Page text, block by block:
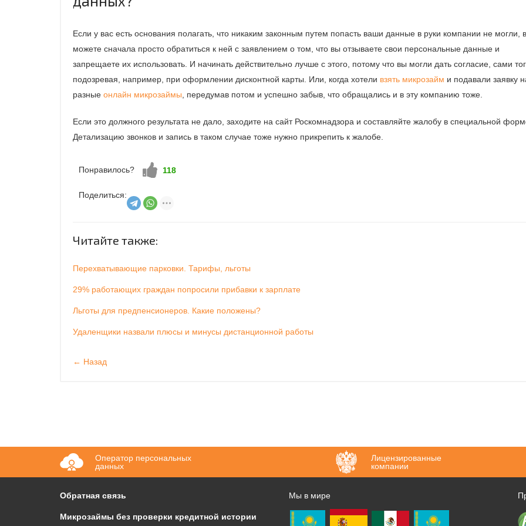
Если у вас есть основания полагать, что никаким законным путем попасть ваши данные в руки компании не могли,
можете сначала просто обратиться к ней с заявлением о том, что вы отзываете свои персональные данные и
запрещаете их использовать. И начинать действительно лучше с этого, потому что вы могли дать согласие, сами
подозревая, например, при оформлении дисконтной карты. Или, когда хотели взять микрозайм и подавали заявку
разные онлайн микрозаймы , передумав потом и успешно забыв, что обращались и в эту компанию тоже.
Если это должного результата не дало, заходите на сайт Роскомнадзора и составляйте жалобу в специальной
Детализацию звонков и запись в таком случае тоже нужно прикрепить к жалобе.
Понравилось? Нравится!
118
Поделиться:
Читайте также:
Перехватывающие парковки. Тарифы, льготы
29% работающих граждан попросили прибавки к зарплате
Льготы для предпенсионеров. Какие положены?
Удаленщики назвали плюсы и минусы дистанционной работы
← Назад
Оператор персональных
данных
Лицензированные
компании
Обратная связь
Микрозаймы без проверки кредитной истории
Мы в мире